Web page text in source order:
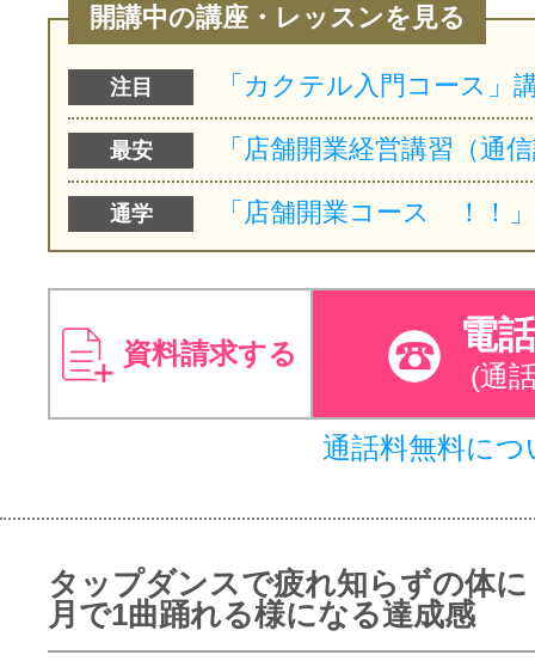
開講中の講座・レッスンを見る
注目
最安
通学
資料請求する 電
(通
通話料無料につ
タップダンスで疲れ知らずの体に
月で1曲踊れる様になる達成感